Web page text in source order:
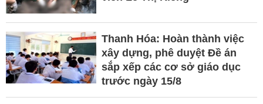
Thanh Hóa: Hoàn thành việc
xây dựng, phê duyệt Đề án
sắp xếp các cơ sở giáo dục
trước ngày 15/8